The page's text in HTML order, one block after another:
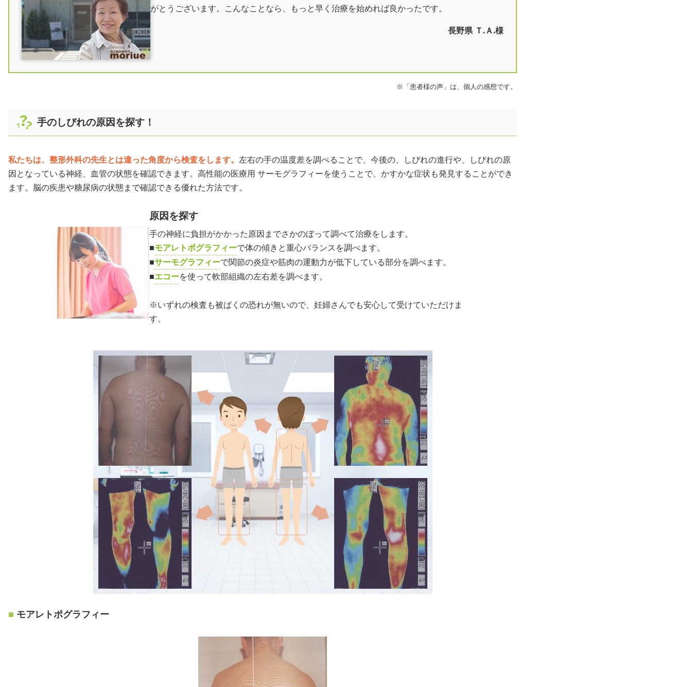
がとうございます。こんなことなら、もっと早く治療を始めれば良かったです。
長野県 Ｔ.Ａ.様
※「患者様の声」は、個人の感想です。
手のしびれの原因を探す！
私たちは、整形外科の先生とは違った角度から検査をします。 左右の手の温度差を調べることで、今後の、しびれの進行や、しびれの原
因となっている神経、血管の状態を確認できます。高性能の医療用 サーモグラフィーを使うことで、かすかな症状も発見することができ
ます。脳の疾患や糖尿病の状態まで確認できる優れた方法です。
原因を探す
手の神経に負担がかかった原因までさかのぼって調べて治療をします。
■モアレトポグラフィーで体の傾きと重心バランスを調べます。
■サーモグラフィーで関節の炎症や筋肉の運動力が低下している部分を調べます。
■エコーを使って軟部組織の左右差を調べます。
※いずれの検査も被ばくの恐れが無いので、妊婦さんでも安心して受けていただけま
す。
モアレトポグラフィー